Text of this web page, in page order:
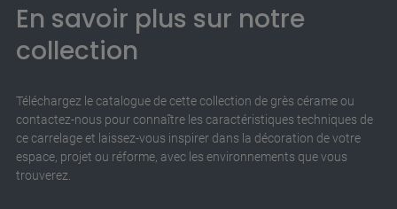
En savoir plus sur notre
collection
Téléchargez le catalogue de cette collection de grès cérame ou
contactez-nous pour connaître les caractéristiques techniques de
ce carrelage et laissez-vous inspirer dans la décoration de votre
espace, projet ou réforme, avec les environnements que vous
trouverez.